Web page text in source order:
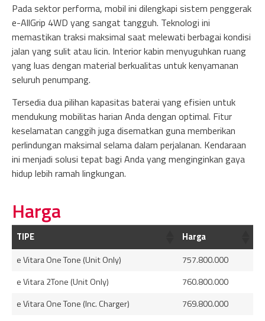
Pada sektor performa, mobil ini dilengkapi sistem penggerak
e-AllGrip 4WD yang sangat tangguh. Teknologi ini
memastikan traksi maksimal saat melewati berbagai kondisi
jalan yang sulit atau licin. Interior kabin menyuguhkan ruang
yang luas dengan material berkualitas untuk kenyamanan
seluruh penumpang.
Tersedia dua pilihan kapasitas baterai yang efisien untuk
mendukung mobilitas harian Anda dengan optimal. Fitur
keselamatan canggih juga disematkan guna memberikan
perlindungan maksimal selama dalam perjalanan. Kendaraan
ini menjadi solusi tepat bagi Anda yang menginginkan gaya
hidup lebih ramah lingkungan.
Harga
TIPE
Harga
e Vitara One Tone (Unit Only)
757.800.000
e Vitara 2Tone (Unit Only)
760.800.000
e Vitara One Tone (Inc. Charger)
769.800.000